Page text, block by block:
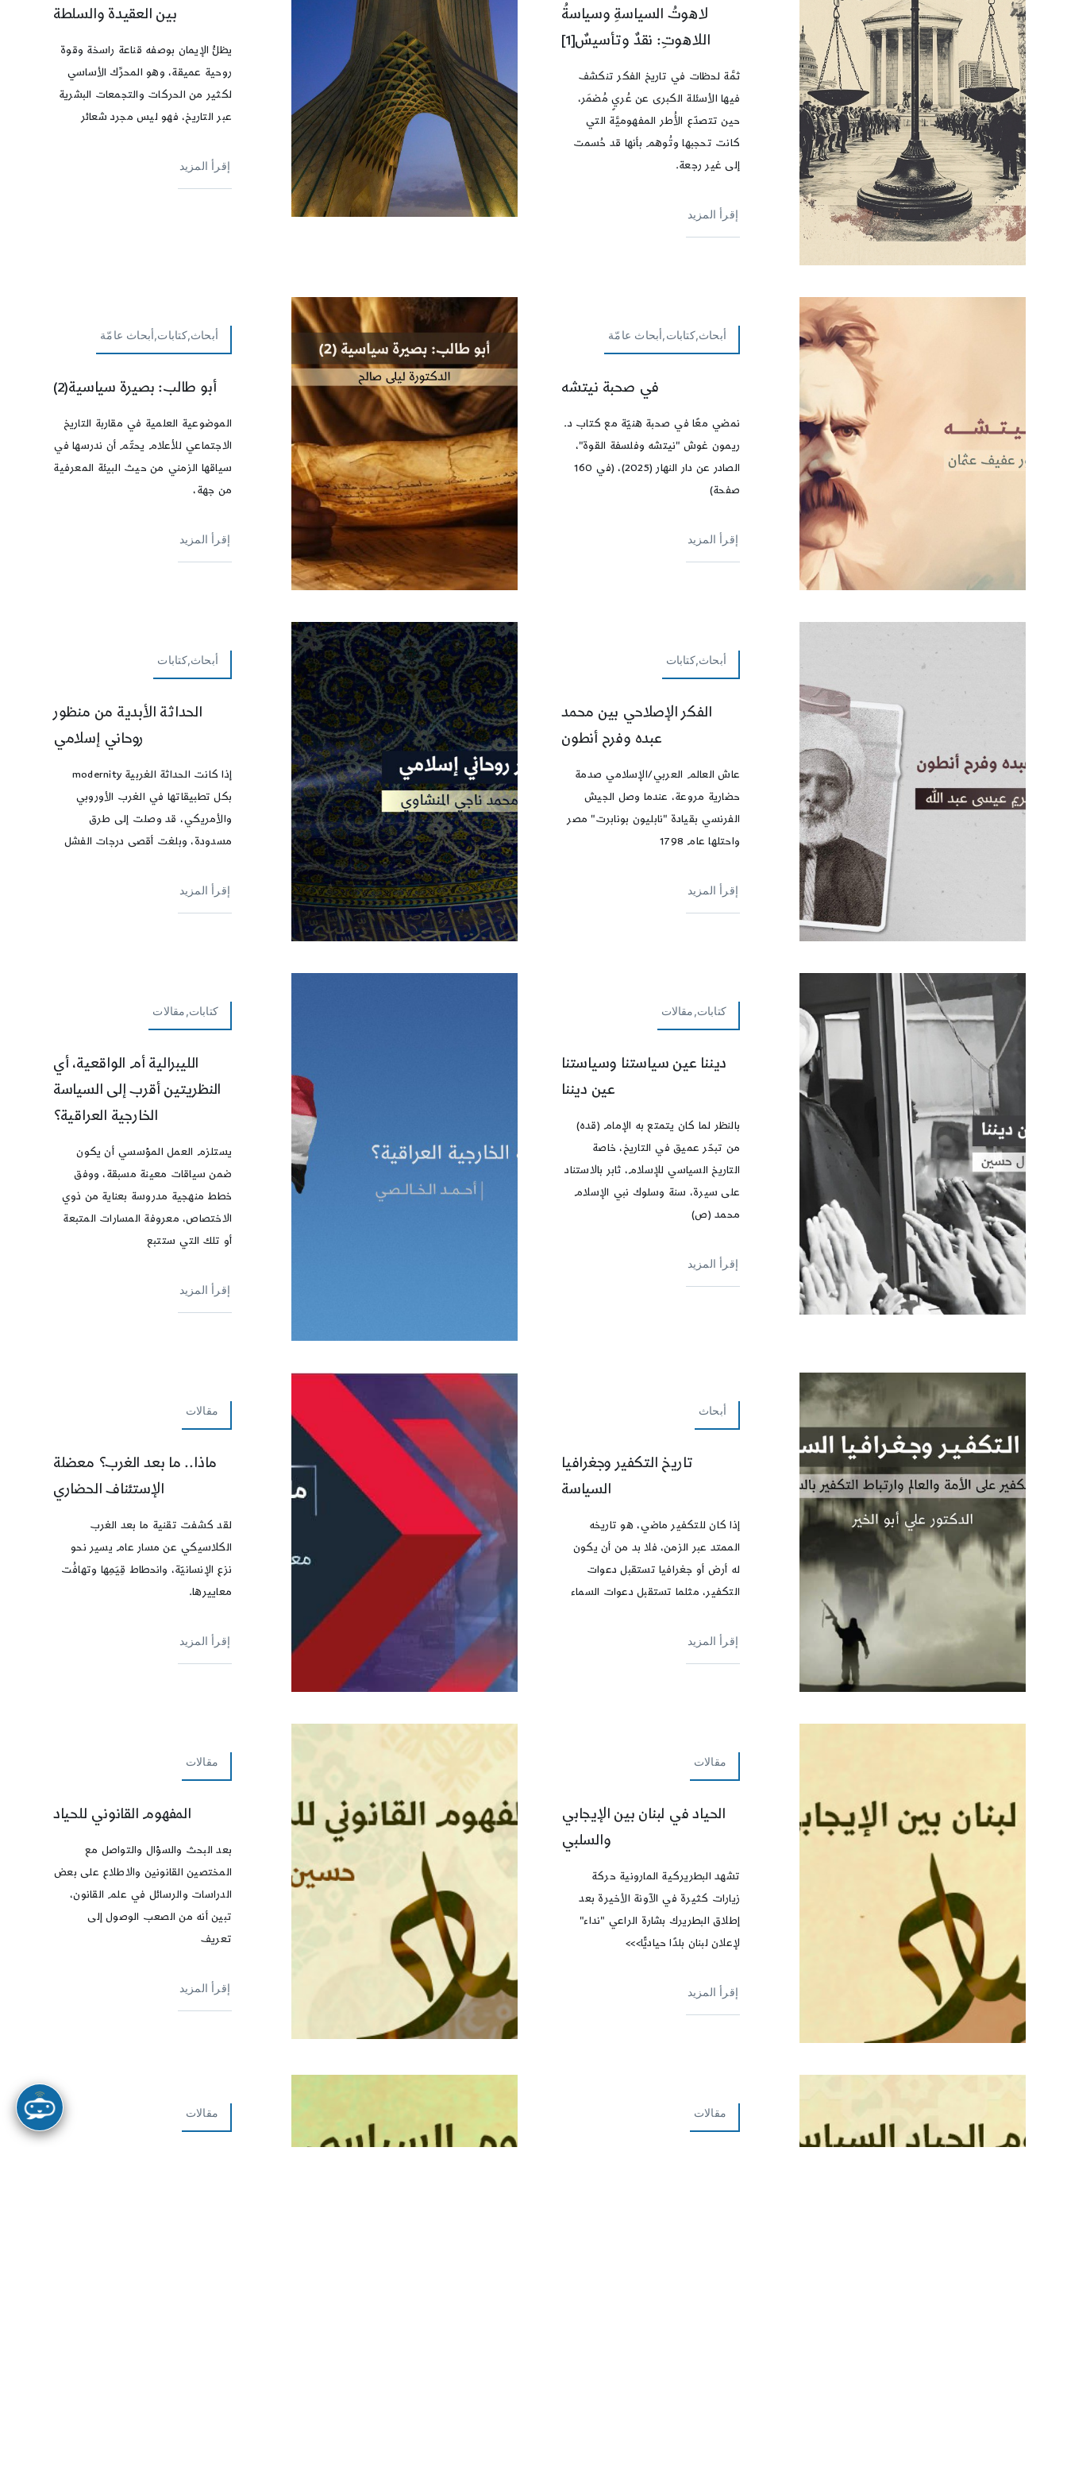
لاهوتُ السياسةِ وسياسةُ
اللاهوتِ: نقدٌ وتأسيسٌ[1]
ثمَّة لحظات في تاريخ الفكر تنكشف
فيها الأسئلة الكبرى عن عُريٍ مُضمَر،
حين تتصدّع الأُطر المفهوميَّة التي
كانت تحجبها وتُوهم بأنها قد حُسمت
إلى غير رجعة.
إقرأ المزيد
بين العقيدة والسلطة
يظلُّ الإيمان بوصفه قناعة راسخة وقوة
روحية عميقة، وهو المحرِّك الأساسي
لكثير من الحركات والتجمعات البشرية
عبر التاريخ، فهو ليس مجرد شعائر
إقرأ المزيد
أبحاث,كتابات,أبحاث عامّة
في صحبة نيتشه
نمضي معًا في صحبة هنيّة مع كتاب د.
ريمون غوش "نيتشه وفلسفة القوة"،
الصادر عن دار النهار (2025)، (في 160
صفحة)
إقرأ المزيد
أبحاث,كتابات,أبحاث عامّة
أبو طالب: بصيرة سياسية(2)
الموضوعية العلمية في مقاربة التاريخ
الاجتماعي للأعلام يحتّم أن ندرسها في
سياقها الزمني من حيث البيئة المعرفية
من جهة،
إقرأ المزيد
أبحاث,كتابات
الفكر الإصلاحي بين محمد
عبده وفرح أنطون
عاش العالم العربي/الإسلامي صدمة
حضارية مروعة، عندما وصل الجيش
الفرنسي بقيادة "نابليون بونابرت" مصر
واحتلها عام 1798
إقرأ المزيد
أبحاث,كتابات
الحداثة الأبدية من منظور
روحاني إسلامي
إذا كانت الحداثة الغربية modernity
بكل تطبيقاتها في الغرب الأوروبي
والأمريكي، قد وصلت إلى طرق
مسدودة، وبلغت أقصى درجات الفشل
إقرأ المزيد
كتابات,مقالات
ديننا عين سياستنا وسياستنا
عين ديننا
بالنظر لما كان يتمتع به الإمام (قده)
من تبحّر عميق في التاريخ، خاصة
التاريخ السياسي للإسلام، ثابر بالاستناد
على سيرة، سنة وسلوك نبي الإسلام
محمد (ص)
إقرأ المزيد
كتابات,مقالات
الليبرالية أم الواقعية، أي
النظريتين أقرب إلى السياسة
الخارجية العراقية؟
يستلزم العمل المؤسسي أن يكون
ضمن سياقات معينة مسبقة، ووفق
خطط منهجية مدروسة بعناية من ذوي
الاختصاص، معروفة المسارات المتبعة
أو تلك التي ستتبع
إقرأ المزيد
أبحاث
تاريخ التكفير وجغرافيا
السياسة
إذا كان للتكفير ماضي، هو تاريخه
الممتد عبر الزمن، فلا بد من أن يكون
له أرض أو جغرافيا تستقبل دعوات
التكفير، مثلما تستقبل دعوات السماء
إقرأ المزيد
مقالات
ماذا.. ما بعد الغرب؟ معضلة
الإستئناف الحضاري
لقد كشفت تقنية ما بعد الغرب
الكلاسيكي عن مسار عام يسير نحو
نزع الإنسانيّة، وانحطاط قِيَمِها وتهافُت
معاييرها.
إقرأ المزيد
مقالات
الحياد في لبنان بين الإيجابي
والسلبي
تشهد البطريركية المارونية حركة
زيارات كثيرة في الآونة الأخيرة بعد
إطلاق البطريرك بشارة الراعي "نداء"
لإعلان لبنان بلدًا حياديًّا>>>
إقرأ المزيد
مقالات
المفهوم القانوني للحياد
بعد البحث والسؤال والتواصل مع
المختصين القانونين والاطلاع على بعض
الدراسات والرسائل في علم القانون،
تبين أنه من الصعب الوصول إلى
تعريف
إقرأ المزيد
مقالات مقالات